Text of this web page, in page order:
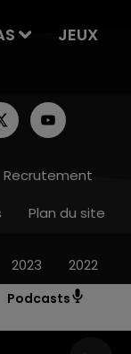
Podcasts
JEUX
Recrutement
Plan du site
2023 2022